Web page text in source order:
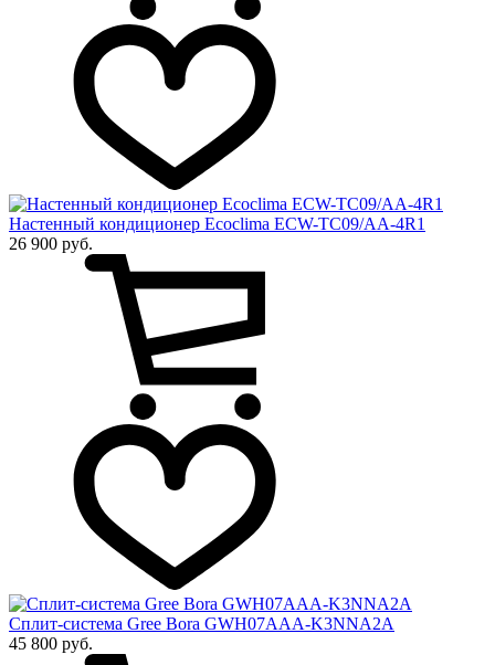
Настенный кондиционер Ecoclima ECW-TC09/AA-4R1
26 900 руб.
Сплит-система Gree Bora GWH07AAA-K3NNA2A
45 800 руб.